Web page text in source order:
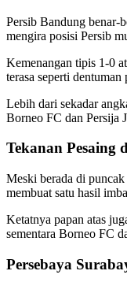
Persib Bandung benar-
mengira posisi Persib
Kemenangan tipis 1-0
terasa seperti
Lebih dari sekadar
Borneo FC dan Persija
Tekanan Pesaing
Meski berada di
membuat satu hasil
Ketatnya papan atas
sementara Borneo FC
Persebaya